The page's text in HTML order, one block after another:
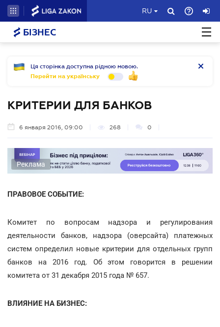
RU
БІЗНЕС
Ця сторінка доступна рідною мовою.
Перейти на українську
КРИТЕРИИ ДЛЯ БАНКОВ
6 января 2016, 09:00 268 0
Реклама
ПРАВОВОЕ СОБЫТИЕ:
Комитет по вопросам надзора и регулирования
деятельности банков, надзора (оверсайта) платежных
систем определил новые критерии для отдельных групп
банков на 2016 год. Об этом говорится в решении
комитета от 31 декабря 2015 года № 657.
ВЛИЯНИЕ НА БИЗНЕС: